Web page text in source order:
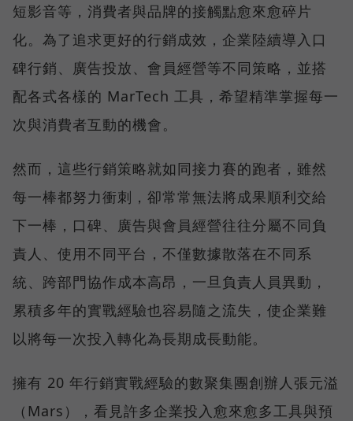
短影音等，消費者與品牌的接觸點愈來愈碎片
化。為了追求更好的行銷成效，企業陸續導入口
碑行銷、廣告投放、會員經營等不同策略，並搭
配各式各樣的 MarTech 工具，希望精準掌握每一
次與消費者互動的機會。
然而，這些行銷策略就如同接力賽的跑者，雖然
每一棒都努力衝刺，卻常常無法將成果順利交給
下一棒，口碑、廣告與會員經營往往分屬不同負
責人、使用不同平台，不僅數據散落在不同系
統、跨部門協作成本高昂，一旦負責人員異動，
累積多年的實戰經驗也容易隨之流失，使企業難
以將每一次投入轉化為長期成長動能。
擁有 20 年行銷實戰經驗的數聚集團創辦人張元溢
（Mars），看見許多企業投入愈來愈多工具與預